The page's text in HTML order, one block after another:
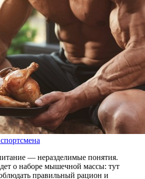
— неразделимые понятия.
о наборе мышечной массы: тут
правильный рацион и